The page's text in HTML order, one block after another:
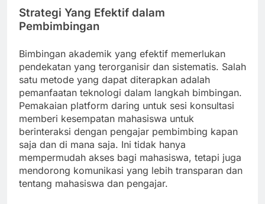
Strategi Yang Efektif dalam
Pembimbingan
Bimbingan akademik yang efektif memerlukan
pendekatan yang terorganisir dan sistematis. Salah
satu metode yang dapat diterapkan adalah
pemanfaatan teknologi dalam langkah bimbingan.
Pemakaian platform daring untuk sesi konsultasi
memberi kesempatan mahasiswa untuk
berinteraksi dengan pengajar pembimbing kapan
saja dan di mana saja. Ini tidak hanya
mempermudah akses bagi mahasiswa, tetapi juga
mendorong komunikasi yang lebih transparan dan
tentang mahasiswa dan pengajar.